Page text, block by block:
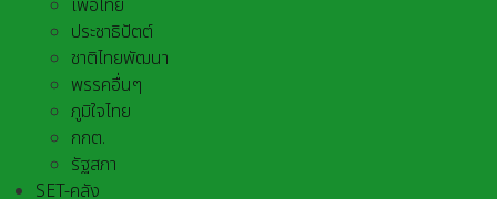
เพื่อไทย
ประชาธิปัตต์
ชาติไทยพัฒนา
พรรคอื่นๆ
ภูมิใจไทย
กกต.
รัฐสภา
SET-คลัง